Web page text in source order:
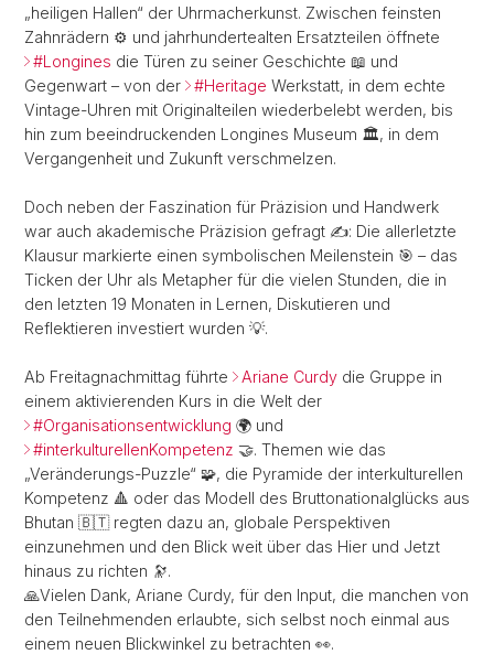
„heiligen Hallen“ der Uhrmacherkunst. Zwischen feinsten
Zahnrädern ⚙️ und jahrhundertealten Ersatzteilen öffnete
#Longines die Türen zu seiner Geschichte 📖 und
Gegenwart – von der
#Heritage Werkstatt, in dem echte
Vintage-Uhren mit Originalteilen wiederbelebt werden, bis
hin zum beeindruckenden Longines Museum 🏛️, in dem
Vergangenheit und Zukunft verschmelzen.
Doch neben der Faszination für Präzision und Handwerk
war auch akademische Präzision gefragt ✍️: Die allerletzte
Klausur markierte einen symbolischen Meilenstein 🎯 – das
Ticken der Uhr als Metapher für die vielen Stunden, die in
den letzten 19 Monaten in Lernen, Diskutieren und
Reflektieren investiert wurden 💡.
Ab Freitagnachmittag führte Ariane Curdy die Gruppe in
einem aktivierenden Kurs in die Welt der
#Organisationsentwicklung 🌍 und
#interkulturellenKompetenz 🤝. Themen wie das
„Veränderungs-Puzzle“ 🧩, die Pyramide der interkulturellen
Kompetenz 🔺 oder das Modell des Bruttonationalglücks aus
Bhutan 🇧🇹 regten dazu an, globale Perspektiven
einzunehmen und den Blick weit über das Hier und Jetzt
hinaus zu richten 🔭.
🙏Vielen Dank, Ariane Curdy, für den Input, die manchen von
den Teilnehmenden erlaubte, sich selbst noch einmal aus
einem neuen Blickwinkel zu betrachten 👀.